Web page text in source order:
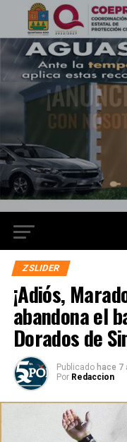
ZSLIDER
¡Adiós,
abandona el
Dorados de
Publicado hace 7
Por Redaccion